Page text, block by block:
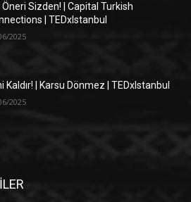
Öneri Sizden! | Capital Turkish
| TEDxIstanbul
2025
Kaldır! | Karsu Dönmez | TEDxIstanbul
2025